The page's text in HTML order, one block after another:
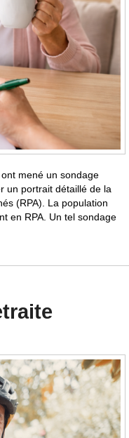
mené un sondage
un portrait détaillé de la
(RPA). La population
en RPA. Un tel sondage